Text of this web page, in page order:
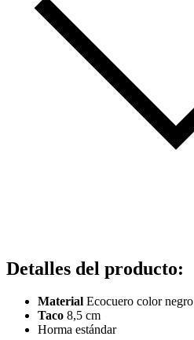
Detalles del producto:
Material Ecocuero color negro
Taco 8,5 cm
Horma estándar